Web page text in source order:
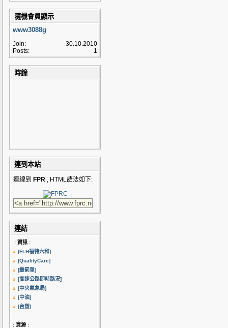
隨機會員顯示
www3088g
Join:
30.10.2010
Posts:
1
時鐘
連到本站
連線到 FPR , HTML語法如下:
連結
: 資訊 :
[FLH福特六和]
[QualityCare]
[繳罰單]
[高速公路即時路況]
[中央氣象局]
[中油]
[台塑]
: 資源 :